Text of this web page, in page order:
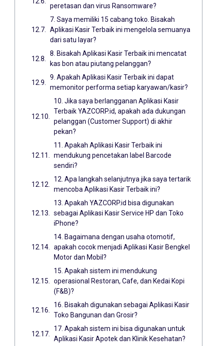
peretasan dan virus Ransomware?
7. Saya memiliki 15 cabang toko. Bisakah
Aplikasi Kasir Terbaik ini mengelola semuanya
dari satu layar?
8. Bisakah Aplikasi Kasir Terbaik ini mencatat
kas bon atau piutang pelanggan?
9. Apakah Aplikasi Kasir Terbaik ini dapat
memonitor performa setiap karyawan/kasir?
10. Jika saya berlangganan Aplikasi Kasir
Terbaik YAZCORP.id, apakah ada dukungan
pelanggan (Customer Support) di akhir
pekan?
11. Apakah Aplikasi Kasir Terbaik ini
mendukung pencetakan label Barcode
sendiri?
12. Apa langkah selanjutnya jika saya tertarik
mencoba Aplikasi Kasir Terbaik ini?
13. Apakah YAZCORP.id bisa digunakan
sebagai Aplikasi Kasir Service HP dan Toko
iPhone?
14. Bagaimana dengan usaha otomotif,
apakah cocok menjadi Aplikasi Kasir Bengkel
Motor dan Mobil?
15. Apakah sistem ini mendukung
operasional Restoran, Cafe, dan Kedai Kopi
(F&B)?
16. Bisakah digunakan sebagai Aplikasi Kasir
Toko Bangunan dan Grosir?
17. Apakah sistem ini bisa digunakan untuk
Aplikasi Kasir Apotek dan Klinik Kesehatan?